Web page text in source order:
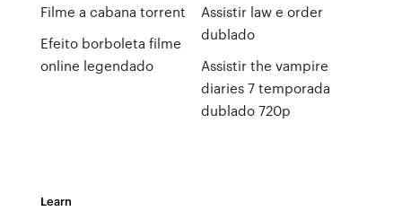
Filme a cabana torrent
Efeito borboleta filme
online legendado
Assistir law e order
dublado
Assistir the vampire
diaries 7 temporada
dublado 720p
Learn